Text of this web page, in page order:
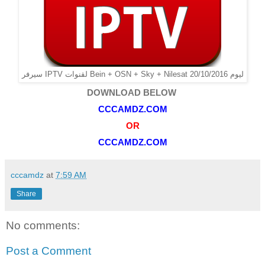
سيرفر IPTV لقنوات Bein + OSN + Sky + Nilesat ليوم 20/10/2016
DOWNLOAD BELOW
CCCAMDZ.COM
OR
CCCAMDZ.COM
cccamdz at 7:59 AM
Share
No comments:
Post a Comment